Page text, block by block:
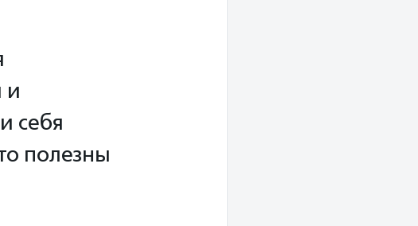
и
себя
полезны